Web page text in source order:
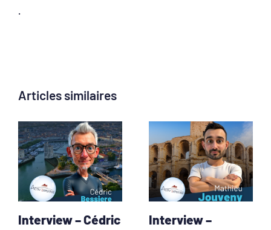
.
Articles similaires
Interview – Cédric
Interview –